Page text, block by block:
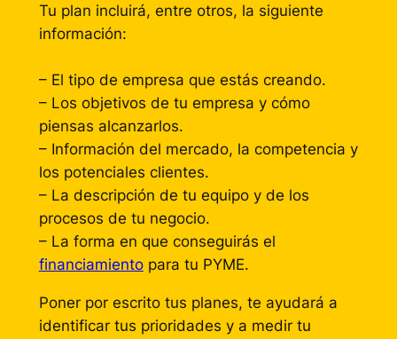
Tu plan incluirá, entre otros, la siguiente
información:
– El tipo de empresa que estás creando.
– Los objetivos de tu empresa y cómo
piensas alcanzarlos.
– Información del mercado, la competencia y
los potenciales clientes.
– La descripción de tu equipo y de los
procesos de tu negocio.
– La forma en que conseguirás el
financiamientopara tu PYME.
Poner por escrito tus planes, te ayudará a
identificar tus prioridades y a medir tu